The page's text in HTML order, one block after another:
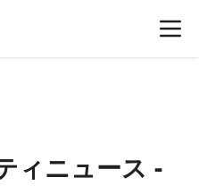
ィニュース -